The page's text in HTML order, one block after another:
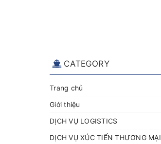
CATEGORY
Trang chủ
Giới thiệu
DỊCH VỤ LOGISTICS
DỊCH VỤ XÚC TIẾN THƯƠNG MẠI